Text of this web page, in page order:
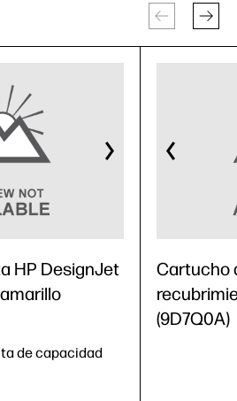
HP DesignJet
de capacidad
Cartucho
(9D7Q0A)